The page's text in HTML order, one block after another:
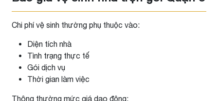
Chi phí vệ sinh thường phụ thuộc vào:
Diện tích nhà
Tình trạng thực tế
Gói dịch vụ
Thời gian làm việc
Thông thường mức giá dao động: